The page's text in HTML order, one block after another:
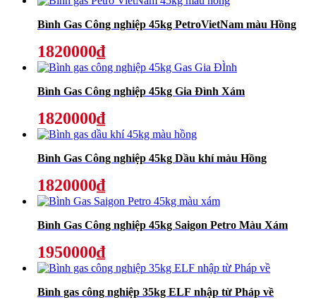
Bình Gas Công nghiệp 45kg PetroVietNam màu Hồng
1820000₫
Bình Gas Công nghiệp 45kg Gia Đình Xám
1820000₫
Bình Gas Công nghiệp 45kg Dầu khí màu Hồng
1820000₫
Bình Gas Công nghiệp 45kg Saigon Petro Màu Xám
1950000₫
Bình gas công nghiệp 35kg ELF nhập từ Pháp về